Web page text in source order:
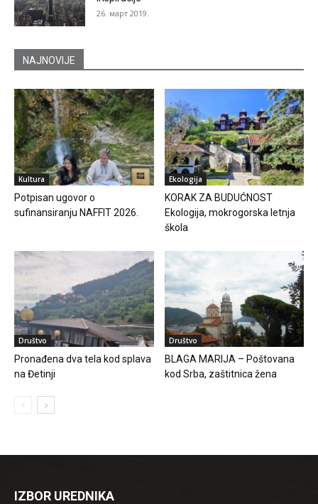
26. март 2019.
NAJNOVIJE
Kultura
Potpisan ugovor o
sufinansiranju NAFFIT 2026.
Ekologija
KORAK ZA BUDUĆNOST
Ekologija, mokrogorska letnja
škola
Društvo
Pronađena dva tela kod splava
na Đetinji
Društvo
BLAGA MARIJA – Poštovana
kod Srba, zaštitnica žena
IZBOR UREDNIKA